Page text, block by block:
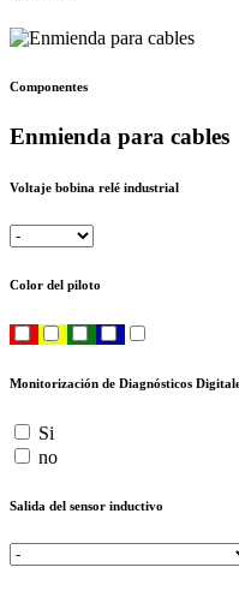
Componentes
Enmienda para cables
Voltaje bobina relé industrial
Color del piloto
Monitorización de Diagnósticos
Si
no
Salida del sensor inductivo